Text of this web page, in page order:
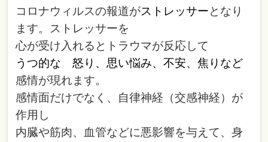
コロナウィルスの報道がストレッサーとなり
ます。ストレッサーを
心が受け入れるとトラウマが反応して
うつ的な 怒り、思い悩み、不安、焦りなど
感情が現れます。
感情面だけでなく、自律神経（交感神経）が
作用し
内臓や筋肉、血管などに悪影響を与えて、身